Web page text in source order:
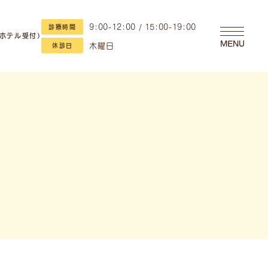
ホテル受付）
診療時間 9:00-12:00 / 15:00-19:00
休診日 木曜日 MENU